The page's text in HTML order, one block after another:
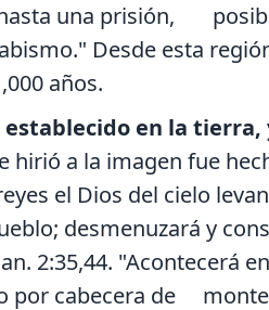
una prisión,
Desde esta
años.
en la
hirió a la imagen fue
el Dios del cielo
desmenuzará y
2:35,44. "Acontecerá
por cabecera de